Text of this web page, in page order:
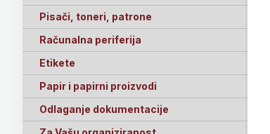
Pisači, toneri, patrone
Računalna periferija
Etikete
Papir i papirni proizvodi
Odlaganje dokumentacije